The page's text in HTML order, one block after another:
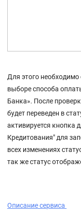
Для этого
выборе способа
Банка». После
будет переведен в
активируется кнопка
Кредитования" для
всех изменениях
так же статус
Описание сервиса